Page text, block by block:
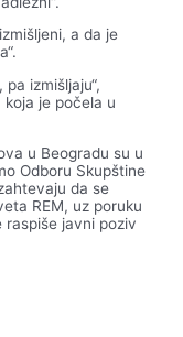
a da je
izmišljaju“,
je počela u
u Beogradu su u
Odboru Skupštine
da se
REM, uz poruku
raspiše javni poziv